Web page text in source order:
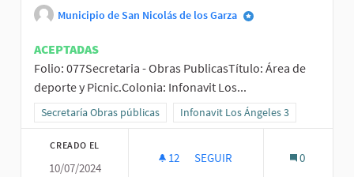
Municipio de San Nicolás de los Garza
ACEPTADAS
Folio: 077Secretaria - Obras PublicasTítulo: Área de
deporte y Picnic.Colonia: Infonavit Los...
Resultados al filtrar por la categoría: Secretaría Obras públicas
Secretaría Obras públicas Resultados al filtrar por el ámbito:
Infonavit Los Ángeles 3
CREADO EL
10/07/2024
12 12 SEGUIDORAS
SEGUIR 0